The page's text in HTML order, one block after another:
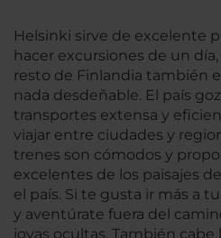
Helsinki sirve de excelente
hacer excursiones de un
resto de Finlandia también
nada desdeñable. El país
transportes extensa y
viajar entre ciudades y
trenes son cómodos y
excelentes de los paisajes
el país. Si te gusta ir más a
y aventúrate fuera del
joyas ocultas. También